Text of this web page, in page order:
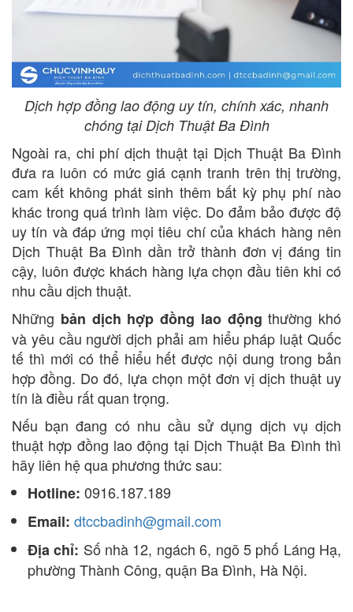
Dịch hợp đồng lao động uy tín, chính xác, nhanh
chóng tại Dịch Thuật Ba Đình
Ngoài ra, chi phí dịch thuật tại Dịch Thuật Ba Đình
đưa ra luôn có mức giá cạnh tranh trên thị trường,
cam kết không phát sinh thêm bất kỳ phụ phí nào
khác trong quá trình làm việc. Do đảm bảo được độ
uy tín và đáp ứng mọi tiêu chí của khách hàng nên
Dịch Thuật Ba Đình dần trở thành đơn vị đáng tin
cậy, luôn được khách hàng lựa chọn đầu tiên khi có
nhu cầu dịch thuật.
Những bản dịch hợp đồng lao động thường khó
và yêu cầu người dịch phải am hiểu pháp luật Quốc
tế thì mới có thể hiểu hết được nội dung trong bản
hợp đồng. Do đó, lựa chọn một đơn vị dịch thuật uy
tín là điều rất quan trọng.
Nếu bạn đang có nhu cầu sử dụng dịch vụ dịch
thuật hợp đồng lao động tại Dịch Thuật Ba Đình thì
hãy liên hệ qua phương thức sau:
Hotline: 0916.187.189
Email: dtccbadinh@gmail.com
Địa chỉ: Số nhà 12, ngách 6, ngõ 5 phố Láng Hạ,
phường Thành Công, quận Ba Đình, Hà Nội.